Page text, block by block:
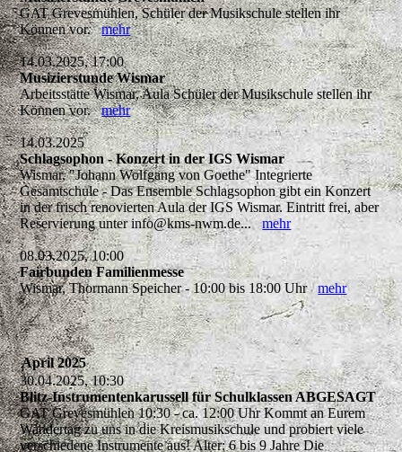
GAT Grevesmühlen, Schüler der Musikschule stellen ihr
Können vor.mehr
14.03.2025, 17:00
Musizierstunde Wismar
Arbeitsstätte Wismar, Aula Schüler der Musikschule stellen ihr
Können vor.mehr
14.03.2025
Schlagsophon - Konzert in der IGS Wismar
Wismar, "Johann Wolfgang von Goethe" Integrierte
Gesamtschule - Das Ensemble Schlagsophon gibt ein Konzert
in der frisch renovierten Aula der IGS Wismar. Eintritt frei, aber
Reservierung unter info@kms-nwm.de...mehr
08.03.2025, 10:00
Fairbunden Familienmesse
Wismar, Thormann Speicher - 10:00 bis 18:00 Uhrmehr
April 2025
30.04.2025, 10:30
Blitz-Instrumentenkarussell für Schulklassen ABGESAGT
GAT Grevesmühlen 10:30 - ca. 12:00 Uhr Kommt an Eurem
Wandertag zu uns in die Kreismusikschule und probiert viele
verschiedene Instrumente aus! Alter: 6 bis 9 Jahre Die